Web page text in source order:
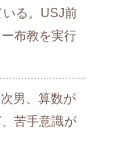
る。USJ前
布教を実行
男、算数が
苦手意識が